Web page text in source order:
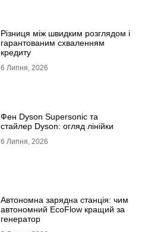
Різниця між швидким розглядом і
гарантованим схваленням
кредиту
6 Липня, 2026
Фен Dyson Supersonic та
стайлер Dyson: огляд лінійки
6 Липня, 2026
Автономна зарядна станція: чим
автономний EcoFlow кращий за
генератор